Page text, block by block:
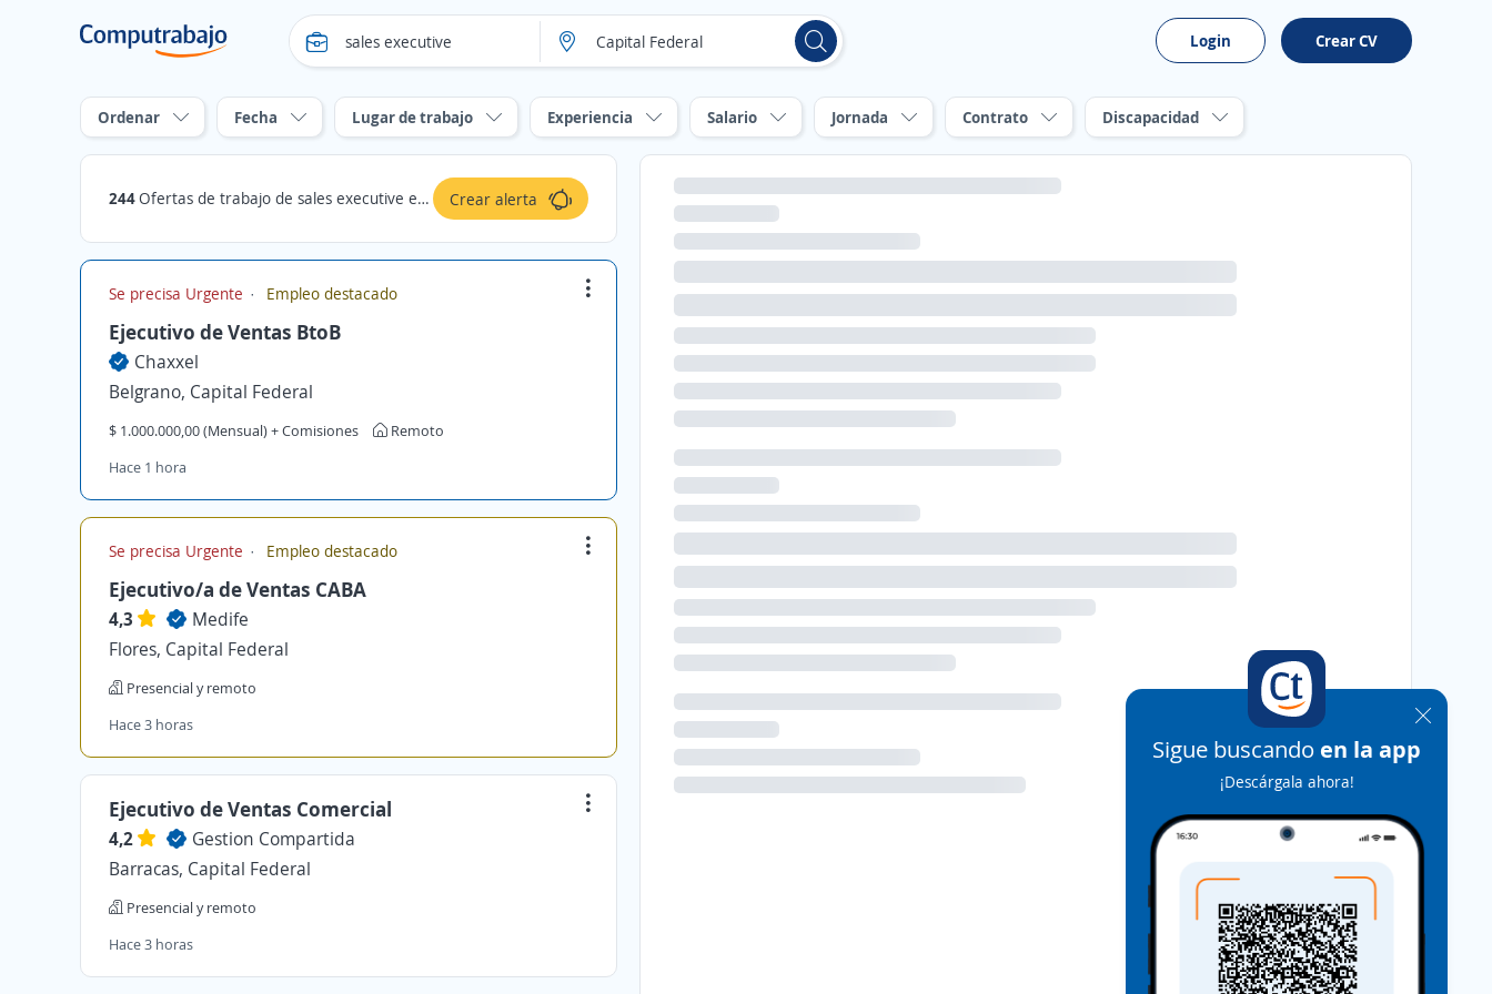
Login Crear CV
Ordenar Fecha Lugar de trabajo Experiencia Salario Jornada Contrato Discapacidad
244Ofertas de trabajo de sales executive en Capital Federal Crear alerta
Se precisa Urgente Empleo destacado
Ejecutivo de Ventas BtoB
Chaxxel
Belgrano, Capital Federal
$ 1.000.000,00 (Mensual) + Comisiones
Remoto
Hace 1 hora
Se precisa Urgente Empleo destacado
Ejecutivo/a de Ventas CABA
4,3
Medife
Flores, Capital Federal
Presencial y remoto
Hace 3 horas
Ejecutivo de Ventas Comercial
4,2
Gestion Compartida
Barracas, Capital Federal
Presencial y remoto
Hace 3 horas
Sigue buscando en la app
¡Descárgala ahora!